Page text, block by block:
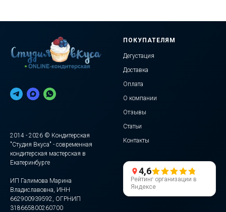
2014 - 2026 © Кондитерская
"Студия Вкуса" - современная
кондитерская мастерская в
Екатеринбурге
ИП Галимова Марина
Владиславовна, ИНН
662900939592, ОГРНИП
318665800260700
ПОКУПАТЕЛЯМ
Дегустация
Доставка
Оплата
О компании
Отзывы
Статьи
Контакты
4,6
Рейтинг организации в
Яндексе